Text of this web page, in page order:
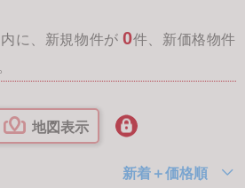
に、新規物件が0件、新価格物件
地図表示
新着＋価格順